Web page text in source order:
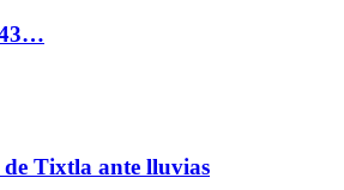
43…
Tixtla ante lluvias